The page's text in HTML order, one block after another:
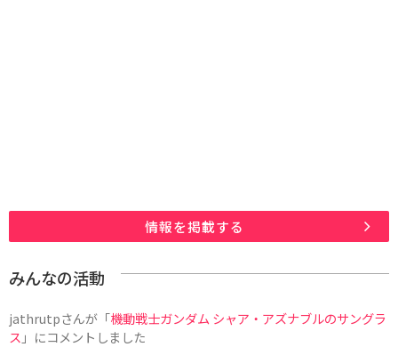
情報を掲載する
みんなの活動
jathrutpさんが「機動戦士ガンダム シャア・アズナブルのサングラ
ス 」にコメントしました